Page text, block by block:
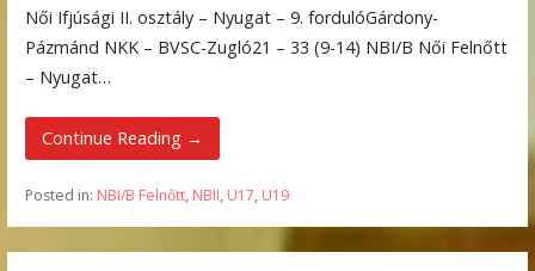
Női Ifjúsági II. osztály – Nyugat – 9. fordulóGárdony-
Pázmánd NKK – BVSC-Zugló21 – 33 (9-14) NBI/B Női Felnőtt
– Nyugat…
Continue Reading →
Posted in: NBI/B Felnőtt, NBII, U17, U19